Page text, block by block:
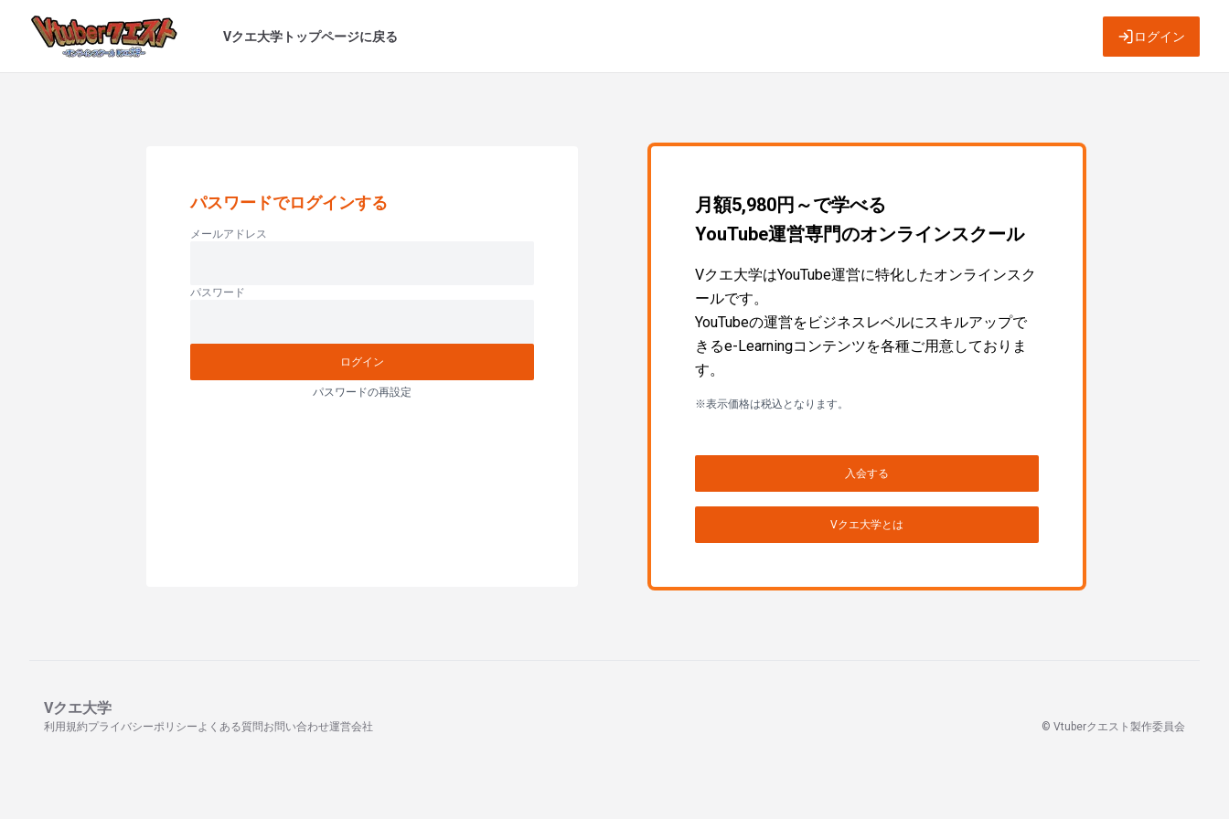
Vクエ大学トップページに戻る ログイン
パスワードでログインする
メールアドレス
パスワード
ログイン
パスワードの再設定
月額5,980円～で学べる
YouTube運営専門のオンラインスクール
Vクエ大学はYouTube運営に特化したオンラインスク
ールです。
YouTubeの運営をビジネスレベルにスキルアップで
きるe-Learningコンテンツを各種ご用意しておりま
す。
※表示価格は税込となります。
入会する
Vクエ大学とは
Vクエ大学
利用規約プライバシーポリシーよくある質問お問い合わせ運営会社 © Vtuberクエスト製作委員会